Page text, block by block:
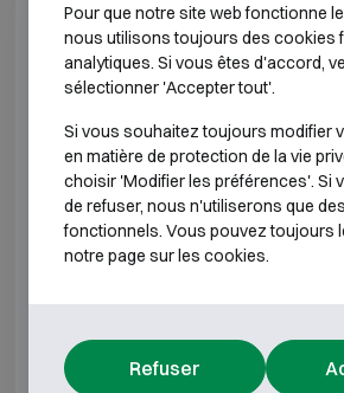
Wertheim DWS 0849
Wertheim DWS 0850
Wertheim DWS 1000
Wertheim DWS 1200
Wertheim DWS 1600
Wertheim DWS 1902
Pour que notre site web fonctionne
nous utilisons toujours des cookies
analytiques. Si vous êtes d'accord,
sélectionner 'Accepter tout'.
Si vous souhaitez toujours modifier
en matière de protection de la vie
choisir 'Modifier les préférences'. Si
de refuser, nous n'utiliserons que
fonctionnels. Vous pouvez toujours
notre page sur les cookies.
Refuser